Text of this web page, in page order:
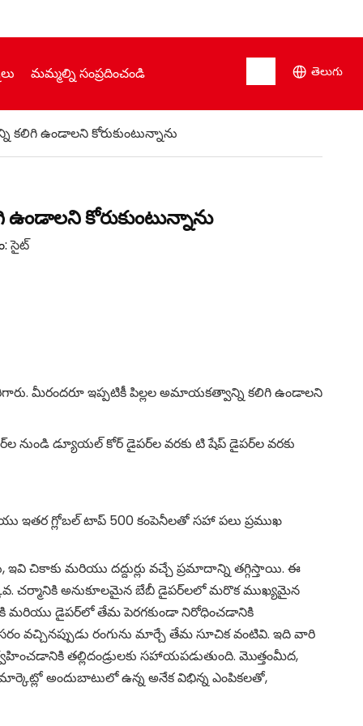
మమ్మల్ని సంప్రదించండి తెలుగు
కలిగి ఉండాలని కోరుకుంటున్నాను
కోరుకుంటున్నాను
సైట్
మీరందరూ ఇప్పటికీ పిల్లల అమాయకత్వాన్ని కలిగి ఉండాలని
నుండి డ్యూయల్ కోర్ డైపర్‌ల వరకు టి షేప్ డైపర్‌ల వరకు
ఇతర గ్లోబల్ టాప్ 500 కంపెనీలతో సహా పలు ప్రముఖ
మరియు దద్దుర్లు వచ్చే ప్రమాదాన్ని తగ్గిస్తాయి. ఈ
చర్మానికి అనుకూలమైన బేబీ డైపర్‌లలో మరొక ముఖ్యమైన
మరియు డైపర్‌లో తేమ పెరగకుండా నిరోధించడానికి
వచ్చినప్పుడు రంగును మార్చే తేమ సూచిక వంటివి. ఇది వారి
తల్లిదండ్రులకు సహాయపడుతుంది. మొత్తంమీద,
అందుబాటులో ఉన్న అనేక విభిన్న ఎంపికలతో,